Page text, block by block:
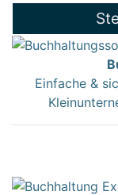
Einfache &